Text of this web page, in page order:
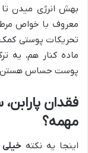
بهش انرژی میدن
معروف با خواص
تحریکات پوستی
ماده کنار هم، یه
پوست حساس
فقدان
مهمه؟
اینجا یه نکته